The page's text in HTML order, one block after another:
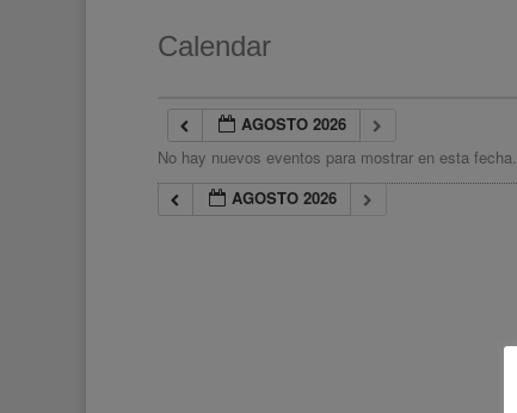
Calendar
AGOSTO 2026
No hay nuevos eventos para mostrar en esta fecha.
AGOSTO 2026